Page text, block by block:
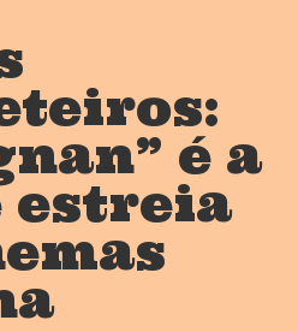
é a
estreia